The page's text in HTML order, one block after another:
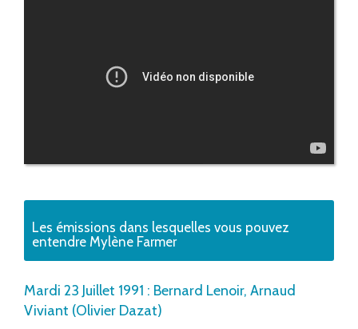
Les émissions dans lesquelles vous pouvez
entendre Mylène Farmer
Mardi 23 Juillet 1991 : Bernard Lenoir, Arnaud
Viviant (Olivier Dazat)